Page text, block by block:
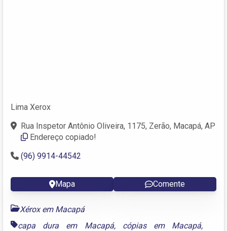
Lima Xerox
Rua Inspetor Antônio Oliveira, 1175, Zerão, Macapá, AP
Endereço copiado!
(96) 9914-44542
Mapa Comente
Xérox em Macapá
capa dura em Macapá, cópias em Macapá,